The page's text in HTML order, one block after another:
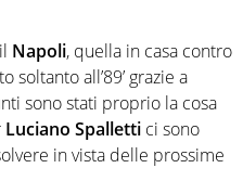
Napoli, quella in casa contro
soltanto all’89’ grazie a
sono stati proprio la cosa
Luciano Spalletti ci sono
in vista delle prossime